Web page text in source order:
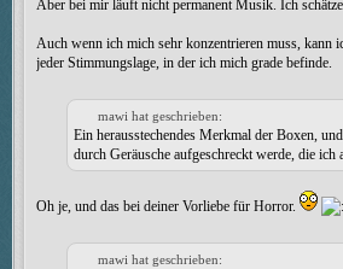
Aber bei mir läuft nicht permanent Musik. Ich
Auch wenn ich mich sehr konzentrieren muss, kann
jeder Stimmungslage, in der ich mich grade befinde.
mawi hat geschrieben:
Ein herausstechendes Merkmal der Boxen,
durch Geräusche aufgeschreckt werde, die
Oh je, und das bei deiner Vorliebe für Horror.
mawi hat geschrieben: